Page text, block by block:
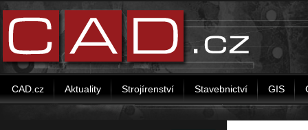
CAD.cz Aktuality Strojírenství Stavebnictví GIS